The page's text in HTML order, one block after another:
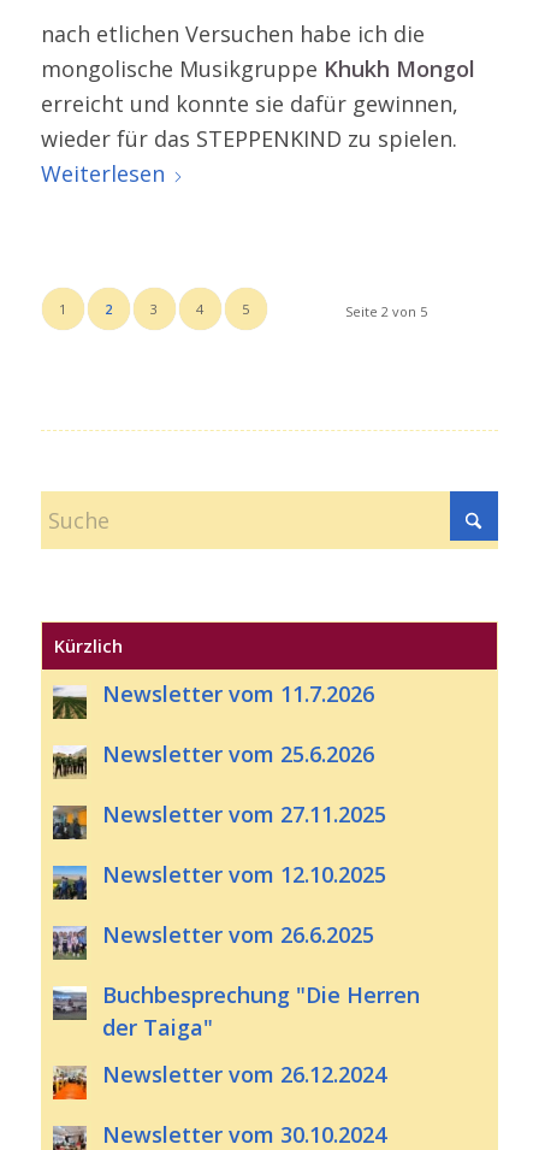
nach etlichen Versuchen habe ich die
mongo­lische Musikgruppe Khukh Mongol
erreicht und konnte sie dafür gewinnen,
wieder für das STEPPENKIND zu spielen.
Weiterlesen
Seite 2 von 5
1 2 3 4 5
Kürzlich
Newsletter vom 11.7.2026
Newsletter vom 25.6.2026
Newsletter vom 27.11.2025
Newsletter vom 12.10.2025
Newsletter vom 26.6.2025
Buchbesprechung "Die Herren
der Taiga"
Newsletter vom 26.12.2024
Newsletter vom 30.10.2024